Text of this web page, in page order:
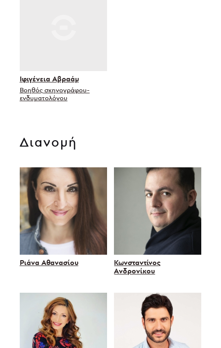
Ιφιγένεια Αβραάμ
Βοηθός σκηνογράφου-
ενδυματολόγου
Διανομή
Ριάνα Αθανασίου
Κωνσταντίνος
Ανδρονίκου